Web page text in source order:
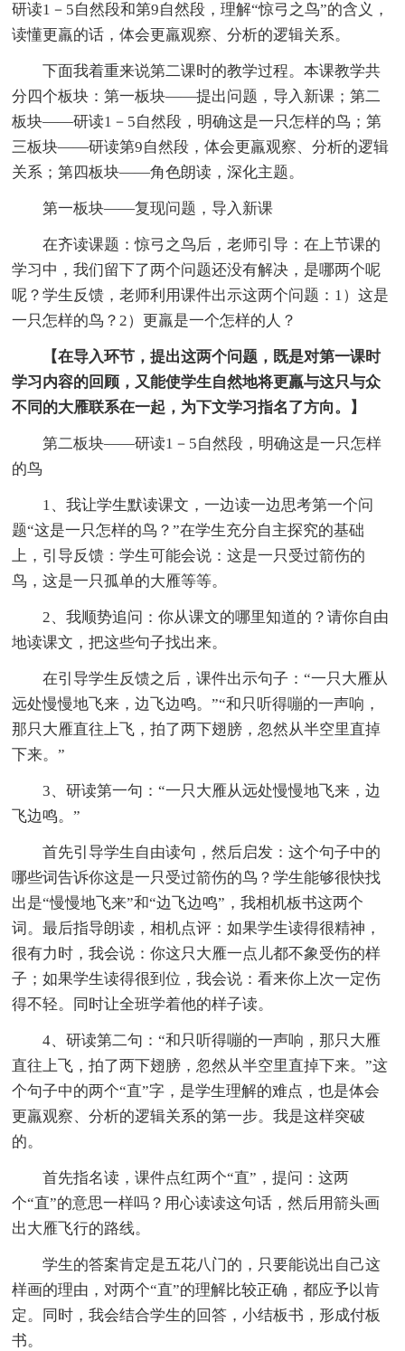
研读1－5自然段和第9自然段，理解“惊弓之鸟”的含义，
读懂更羸的话，体会更羸观察、分析的逻辑关系。
下面我着重来说第二课时的教学过程。本课教学共
分四个板块：第一板块——提出问题，导入新课；第二
板块——研读1－5自然段，明确这是一只怎样的鸟；第
三板块——研读第9自然段，体会更羸观察、分析的逻辑
关系；第四板块——角色朗读，深化主题。
第一板块——复现问题，导入新课
在齐读课题：惊弓之鸟后，老师引导：在上节课的
学习中，我们留下了两个问题还没有解决，是哪两个呢
呢？学生反馈，老师利用课件出示这两个问题：1）这是
一只怎样的鸟？2）更羸是一个怎样的人？
【在导入环节，提出这两个问题，既是对第一课时
学习内容的回顾，又能使学生自然地将更羸与这只与众
不同的大雁联系在一起，为下文学习指名了方向。】
第二板块——研读1－5自然段，明确这是一只怎样
的鸟
1、我让学生默读课文，一边读一边思考第一个问
题“这是一只怎样的鸟？”在学生充分自主探究的基础
上，引导反馈：学生可能会说：这是一只受过箭伤的
鸟，这是一只孤单的大雁等等。
2、我顺势追问：你从课文的哪里知道的？请你自由
地读课文，把这些句子找出来。
在引导学生反馈之后，课件出示句子：“一只大雁从
远处慢慢地飞来，边飞边鸣。”“和只听得嘣的一声响，
那只大雁直往上飞，拍了两下翅膀，忽然从半空里直掉
下来。”
3、研读第一句：“一只大雁从远处慢慢地飞来，边
飞边鸣。”
首先引导学生自由读句，然后启发：这个句子中的
哪些词告诉你这是一只受过箭伤的鸟？学生能够很快找
出是“慢慢地飞来”和“边飞边鸣”，我相机板书这两个
词。最后指导朗读，相机点评：如果学生读得很精神，
很有力时，我会说：你这只大雁一点儿都不象受伤的样
子；如果学生读得很到位，我会说：看来你上次一定伤
得不轻。同时让全班学着他的样子读。
4、研读第二句：“和只听得嘣的一声响，那只大雁
直往上飞，拍了两下翅膀，忽然从半空里直掉下来。”这
个句子中的两个“直”字，是学生理解的难点，也是体会
更羸观察、分析的逻辑关系的第一步。我是这样突破
的。
首先指名读，课件点红两个“直”，提问：这两
个“直”的意思一样吗？用心读读这句话，然后用箭头画
出大雁飞行的路线。
学生的答案肯定是五花八门的，只要能说出自己这
样画的理由，对两个“直”的理解比较正确，都应予以肯
定。同时，我会结合学生的回答，小结板书，形成付板
书。